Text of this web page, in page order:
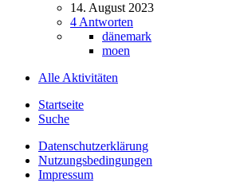
14. August 2023
4 Antworten
dänemark
moen
Alle Aktivitäten
Startseite
Suche
Datenschutzerklärung
Nutzungsbedingungen
Impressum